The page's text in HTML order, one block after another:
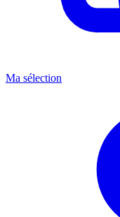
Ma sélection